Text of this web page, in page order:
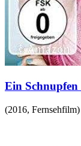
Ein Schnupfen
(2016, Fernsehfilm)